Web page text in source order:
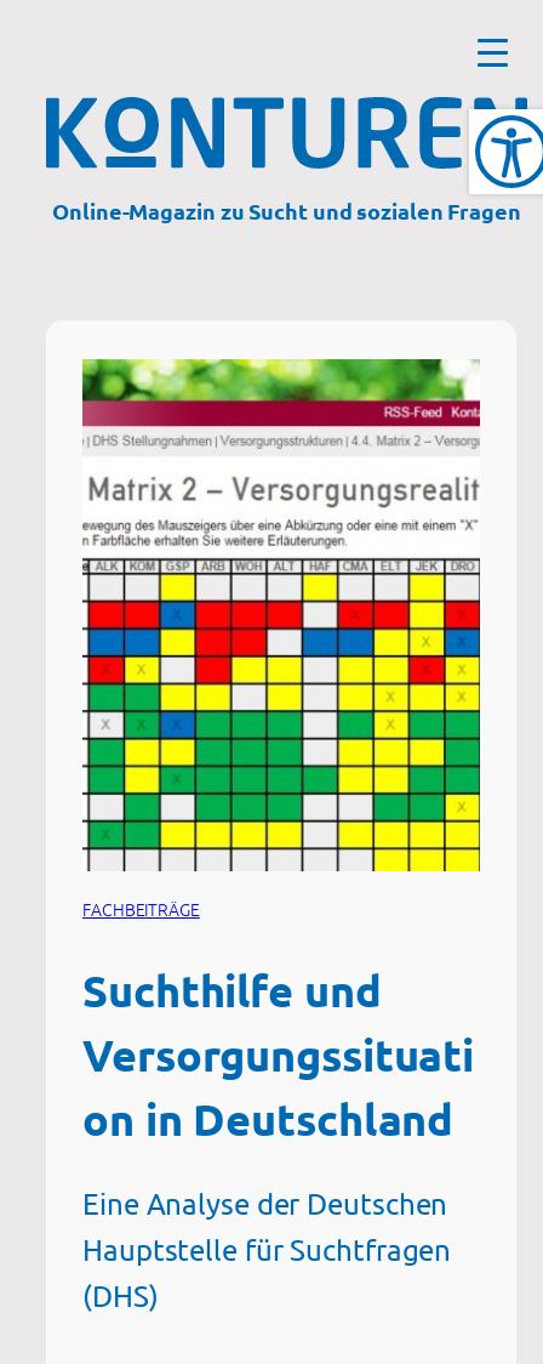
Online-Magazin zu Sucht und sozialen Fragen
FACHBEITRÄGE
Suchthilfe und
Versorgungssituati
on in Deutschland
Eine Analyse der Deutschen
Hauptstelle für Suchtfragen
(DHS)